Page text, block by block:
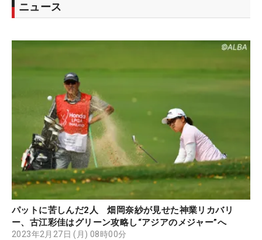
ニュース
パットに苦しんだ2人 畑岡奈紗が見せた神業リカバリ
ー、古江彩佳はグリーン攻略し“アジアのメジャー”へ
2023年2月27日 (月) 08時00分